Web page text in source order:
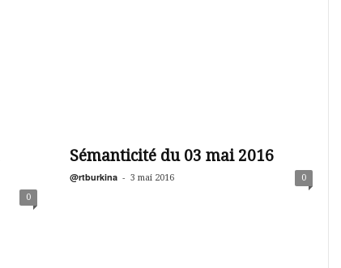
0
Sémanticité du 03 mai 2016
@rtburkina - 3 mai 2016 0